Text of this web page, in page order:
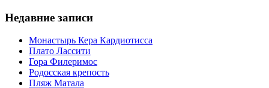
Недавние записи
Монастырь Кера Кардиотисса
Плато Лассити
Гора Филеримос
Родосская крепость
Пляж Матала